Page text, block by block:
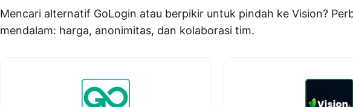
Mencari alternatif GoLogin atau berpikir untuk pindah ke Vision?
mendalam: harga, anonimitas, dan kolaborasi tim.